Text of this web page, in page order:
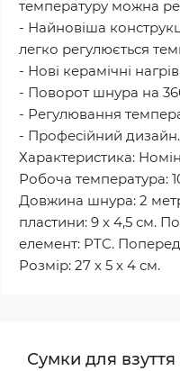
температуру можна
- Найновіша
легко регулюється
- Нові керамічні
- Поворот шнура на
- Регулювання
- Професійний дизайн.
Характеристика:
Робоча температура:
Довжина шнура: 2
пластини: 9 х 4,5 см.
елемент: PTC.
Розмір: 27 х 5 х 4 см.
Сумки для взуття